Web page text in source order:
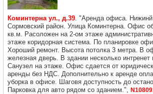
Коминтерна ул., д.39. "Аренда офиса. Нижинй
Сормовский район. Улица Коминтерна. Офис
кв.м. Расоложен на 2-ом этаже
этаже коридорная система. По планировке
Хороший ремонт. Высота потолка 3 метра. В
железная дверь. В здании несколько интренет
Санузел на этаже. Офис сдается от
аренды без НДС. Дополнительно к аренде
уборка в офисе. Шаговя доступность до
Парковка для авто рядом со зданием.",